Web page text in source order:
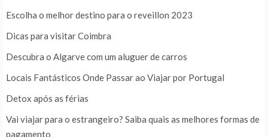
Escolha o melhor destino para o reveillon 2023
Dicas para visitar Coimbra
Descubra o Algarve com um aluguer de carros
Locais Fantásticos Onde Passar ao Viajar por Portugal
Detox após as férias
Vai viajar para o estrangeiro? Saiba quais as melhores formas de
pagamento